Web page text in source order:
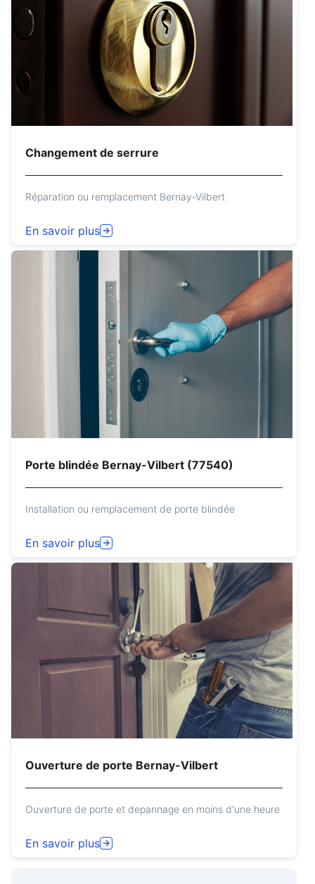
Changement de serrure
Réparation ou remplacement Bernay-Vilbert
En savoir plus
Porte blindée Bernay-Vilbert (77540)
Installation ou remplacement de porte blindée
En savoir plus
Ouverture de porte Bernay-Vilbert
Ouverture de porte et depannage en moins d'une heure
En savoir plus